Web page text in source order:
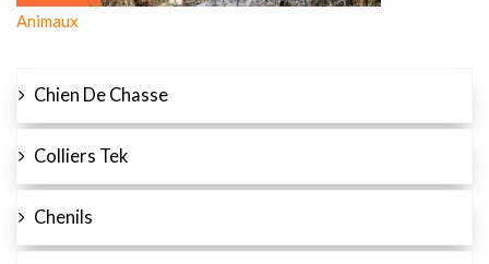
Animaux
Chien De Chasse
Colliers Tek
Chenils